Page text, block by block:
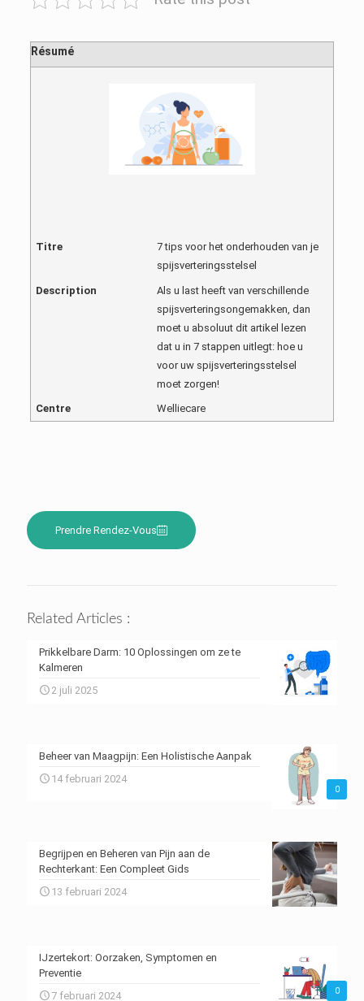
Résumé
Titre
7 tips voor het onderhouden van je
spijsverteringsstelsel
Description
Als u last heeft van verschillende
spijsverteringsongemakken, dan
moet u absoluut dit artikel lezen
dat u in 7 stappen uitlegt: hoe u
voor uw spijsverteringsstelsel
moet zorgen!
Centre Welliecare
Prendre Rendez-Vous
Related Articles :
Prikkelbare Darm: 10 Oplossingen om ze te
Kalmeren
2 juli 2025
0
Beheer van Maagpijn: Een Holistische Aanpak
14 februari 2024
Begrijpen en Beheren van Pijn aan de
Rechterkant: Een Compleet Gids
13 februari 2024
0
IJzertekort: Oorzaken, Symptomen en
Preventie
7 februari 2024